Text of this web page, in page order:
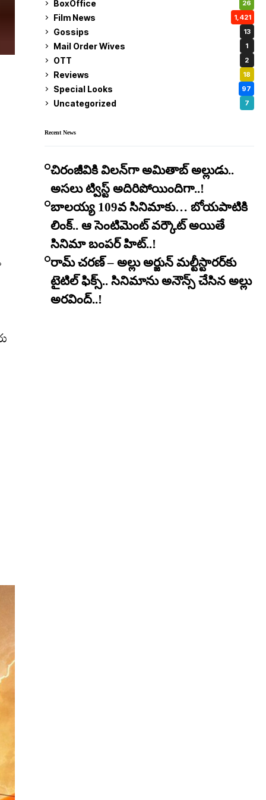
BoxOffice 26
Film News 1,421
Gossips 13
Mail Order Wives 1
OTT 2
Reviews 18
Special Looks 97
Uncategorized 7
Recent News
చిరంజీవికి విలన్‌గా అమితాబ్ అల్లుడు..
అసలు ట్విస్ట్ అదిరిపోయిందిగా..!
బాలయ్య 109వ సినిమాకు… బోయపాటికి
లింక్.. ఆ సెంటిమెంట్ వర్కౌట్ అయితే
సినిమా బంపర్ హిట్..!
రామ్ చరణ్ – అల్లు అర్జున్ మల్టీస్టారర్​కు
టైటిల్ ఫిక్స్.. సినిమాను అనౌన్స్ చేసిన అల్లు
అరవింద్..!